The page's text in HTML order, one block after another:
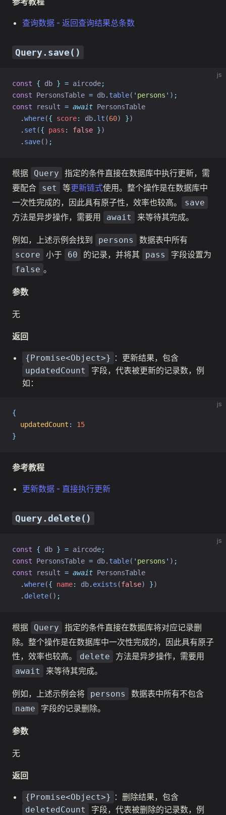
查询数据 - 返回查询结果总条数
Query.save()
js
const { db } = aircode;
const PersonsTable = db. table( ' persons ' ) ;
const result = await PersonsTable
.where({ score: db. lt (60) })
. set ({ pass : false })
. save() ;
根据 Query
指定的条件直接在数据库中执行更新，需
要配合
set 等更新链式使用。整个操作是在数据库中
一次性完成的，因此具有原子性，效率也较高。
save
方法是异步操作，需要用 await 来等待其完成。
例如，上述示例会找到 persons 数据表中所有
score 小于 60 的记录，并将其 pass 字段设置为
false 。
参数
无
返回
{Promise<Object>} ：更新结果，包含
updatedCount
字段，代表被更新的记录数，例
如：
js
{
updatedCount :
15
}
参考教程
更新数据 - 直接执行更新
Query.delete()
js
const { db } = aircode;
const PersonsTable = db. table( ' persons ' ) ;
const result = await PersonsTable
.where({ name: db. exists (false) })
. delete() ;
根据 Query
指定的条件直接在数据库将对应记录删
除。整个操作是在数据库中一次性完成的，因此具有原子
性，效率也较高。
delete 方法是异步操作，需要用
await 来等待其完成。
例如，上述示例会将 persons 数据表中所有不包含
name 字段的记录删除。
参数
无
返回
{Promise<Object>} ：删除结果，包含
deletedCount
字段，代表被删除的记录数，例